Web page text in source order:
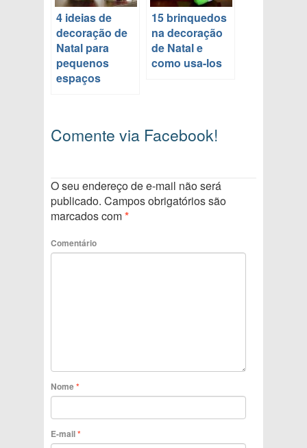
4 ideias de
decoração de
Natal para
pequenos
espaços
15 brinquedos
na decoração
de Natal e
como usa-los
Comente via Facebook!
O seu endereço de e-mail não será
publicado. Campos obrigatórios são
marcados com*
Comentário
Nome*
E-mail*